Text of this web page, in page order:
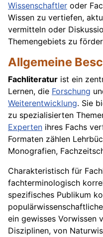
Wissenschaftler oder
Wissen zu vertiefen,
vermitteln oder
Themengebiets zu
Allgemeine
Fachliteratur ist ein
Lernen, die Forschung
Weiterentwicklung. Sie
zu spezialisierten
Experten ihres Fachs
Formaten zählen
Monografien,
Charakteristisch für
fachterminologisch
spezifisches Publikum
ein gewisses Vorwissen
Disziplinen, von